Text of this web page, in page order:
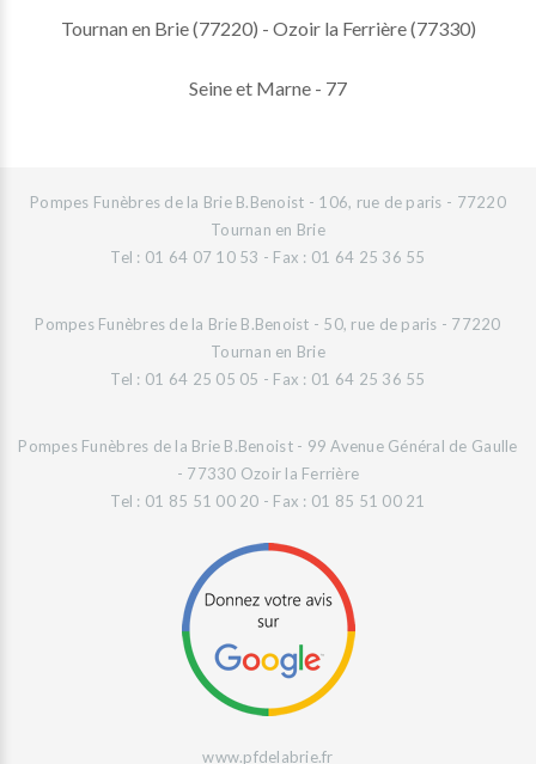
Tournan en Brie (77220) - Ozoir la Ferrière (77330)
Seine et Marne - 77
Pompes Funèbres de la Brie B.Benoist - 106, rue de paris - 77220
Tournan en Brie
Tel : 01 64 07 10 53 - Fax : 01 64 25 36 55
Pompes Funèbres de la Brie B.Benoist - 50, rue de paris - 77220
Tournan en Brie
Tel : 01 64 25 05 05 - Fax : 01 64 25 36 55
Pompes Funèbres de la Brie B.Benoist - 99 Avenue Général de Gaulle
- 77330 Ozoir la Ferrière
Tel : 01 85 51 00 20 - Fax : 01 85 51 00 21
www.pfdelabrie.fr